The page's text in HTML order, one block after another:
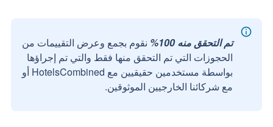
تم التحقق منه 100%
نقوم بجمع وعرض التقييمات من
الحجوزات التي تم التحقق منها فقط والتي تم إجراؤها
بواسطة مستخدمين حقيقيين مع HotelsCombined أو
مع شركائنا الخارجيين الموثوقين.